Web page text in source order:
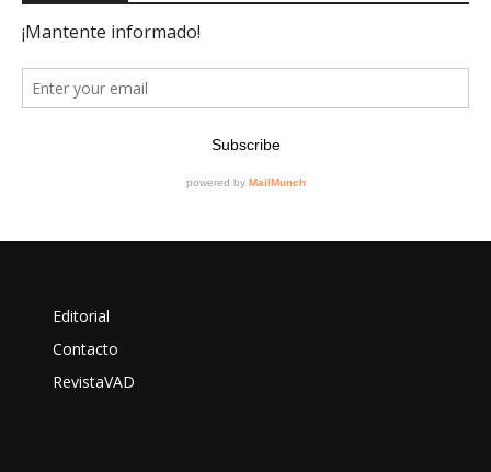
Editorial
Contacto
RevistaVAD